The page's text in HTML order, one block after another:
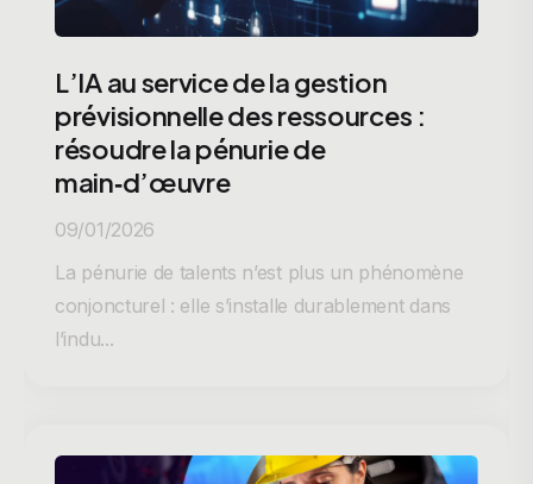
L’IA au service de la gestion
prévisionnelle des ressources :
résoudre la pénurie de
main‑d’œuvre
09/01/2026
La pénurie de talents n’est plus un phénomène
conjoncturel : elle s’installe durablement dans
l’indu...